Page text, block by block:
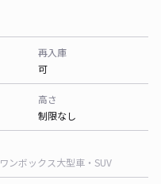
再入庫
可
高さ
制限なし
ワンボックス大型車・SUV